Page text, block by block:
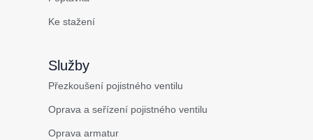
Ke stažení
Služby
Přezkoušení pojistného ventilu
Oprava a seřízení pojistného ventilu
Oprava armatur